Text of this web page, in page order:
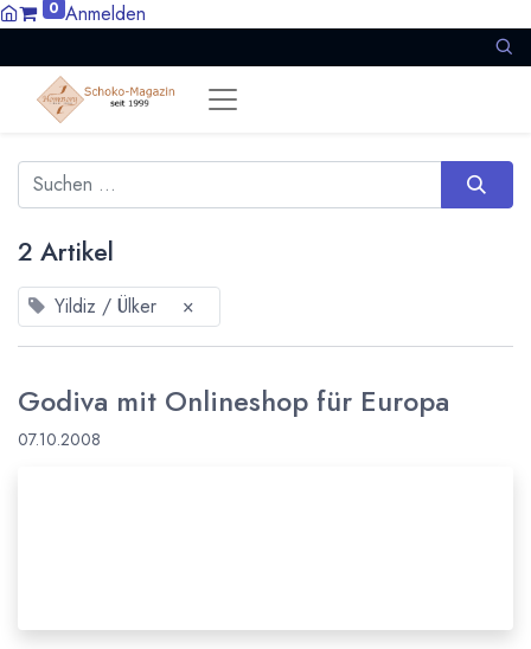
0 Anmelden
2 Artikel
Yildiz / Ülker ×
Godiva mit Onlineshop für Europa
07.10.2008